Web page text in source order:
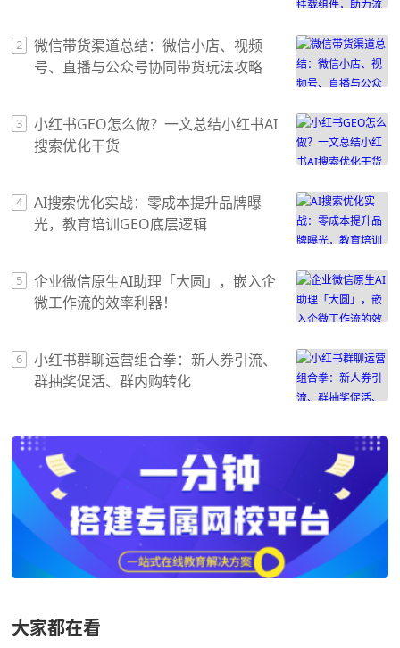
2
微信带货渠道总结：微信小店、视频
号、直播与公众号协同带货玩法攻略
3
小红书GEO怎么做？一文总结小红书AI
搜索优化干货
4
AI搜索优化实战：零成本提升品牌曝
光，教育培训GEO底层逻辑
5
企业微信原生AI助理「大圆」，嵌入企
微工作流的效率利器！
6
小红书群聊运营组合拳：新人券引流、
群抽奖促活、群内购转化
大家都在看